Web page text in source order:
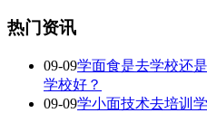
热门资讯
09-09学面食是去学校还
学校好？
09-09学小面技术去培训